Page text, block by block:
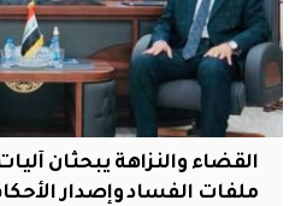
القضاء والنزاهة يبحثان
ملفات الفساد وإصدار